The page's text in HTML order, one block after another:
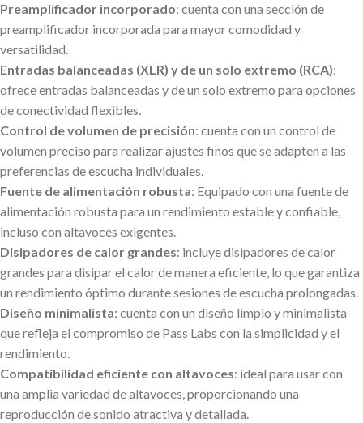
Preamplificador incorporado: cuenta con una sección de
preamplificador incorporada para mayor comodidad y
versatilidad.
Entradas balanceadas (XLR) y de un solo extremo (RCA):
ofrece entradas balanceadas y de un solo extremo para opciones
de conectividad flexibles.
Control de volumen de precisión: cuenta con un control de
volumen preciso para realizar ajustes finos que se adapten a las
preferencias de escucha individuales.
Fuente de alimentación robusta: Equipado con una fuente de
alimentación robusta para un rendimiento estable y confiable,
incluso con altavoces exigentes.
Disipadores de calor grandes: incluye disipadores de calor
grandes para disipar el calor de manera eficiente, lo que garantiza
un rendimiento óptimo durante sesiones de escucha prolongadas.
Diseño minimalista: cuenta con un diseño limpio y minimalista
que refleja el compromiso de Pass Labs con la simplicidad y el
rendimiento.
Compatibilidad eficiente con altavoces: ideal para usar con
una amplia variedad de altavoces, proporcionando una
reproducción de sonido atractiva y detallada.